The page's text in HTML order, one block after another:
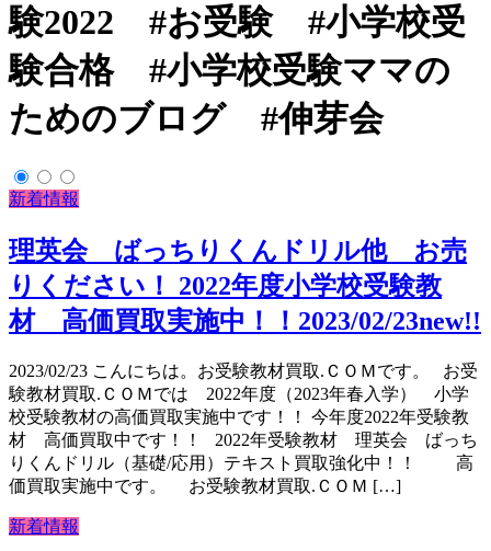
験2022 #お受験 #小学校受
験合格 #小学校受験ママの
ためのブログ #伸芽会
新着情報
理英会 ばっちりくんドリル他 お売
りください！ 2022年度小学校受験教
材 高価買取実施中！！2023/02/23new!!
2023/02/23 こんにちは。お受験教材買取.ＣＯＭです。 お受
験教材買取.ＣＯＭでは 2022年度（2023年春入学） 小学
校受験教材の高価買取実施中です！！ 今年度2022年受験教
材 高価買取中です！！ 2022年受験教材 理英会 ばっち
りくんドリル（基礎/応用）テキスト買取強化中！！ 高
価買取実施中です。 お受験教材買取.ＣＯＭ […]
新着情報